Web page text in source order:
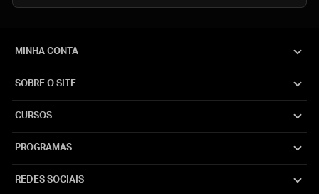
MINHA CONTA
SOBRE O SITE
CURSOS
PROGRAMAS
REDES SOCIAIS